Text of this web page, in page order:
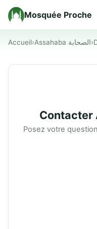
Mosquée Proche
Accueil› Assahaba الصحابة›
Posez votre